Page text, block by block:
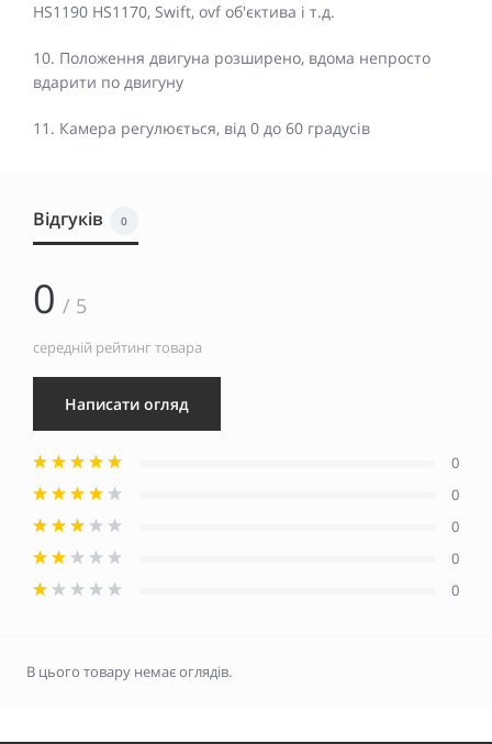
HS1190 HS1170, Swift, ovf об'єктива і т.д.
10. Положення двигуна розширено, вдома непросто
вдарити по двигуну
11. Камера регулюється, від 0 до 60 градусів
Відгуків 0
0 / 5
середній рейтинг товара
Написати огляд
0
0
0
0
0
В цього товару немає оглядів.